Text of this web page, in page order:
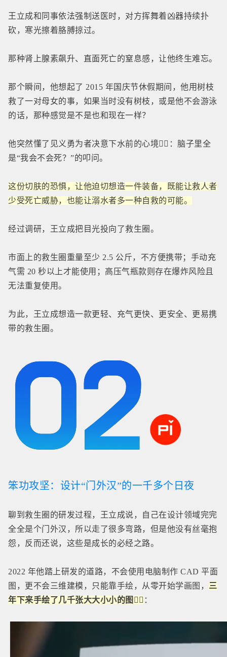
王立成和同事依法强制送医时，对方挥舞着凶器持续扑
砍，寒光擦着胳膊掠过。
那种肾上腺素飙升、直面死亡的窒息感，让他终生难忘。
那个瞬间，他想起了 2015 年国庆节休假期间，他用树枝
救了一对母女的事，如果当时没有树枝，或是他不会游泳
的话，那种感觉是不是也和现在一样？
他突然懂了见义勇为者决意下水前的心境👉🏻：脑子里全
是“我会不会死？”的叩问。
这份切肤的恐惧，让他迫切想造一件装备，既能让救人者
少受死亡威胁，也能让溺水者多一种自救的可能。
经过调研，王立成把目光投向了救生圈。
市面上的救生圈重量至少 2.5 公斤，不方便携带；手动充
气需 20 秒以上才能使用；高压气瓶款则存在爆炸风险且
无法重复使用。
为此，王立成想造一款更轻、充气更快、更安全、更易携
带的救生圈。
笨功攻坚：设计“门外汉”的一千多个日夜
聊到救生圈的研发过程，王立成说，自己在设计领域完完
全全是个门外汉，所以走了很多弯路，但是他没有丝毫抱
怨，反而还说，这些是成长的必经之路。
2022 年他踏上研发的道路，不会使用电脑制作 CAD 平面
图，更不会三维建模，只能靠手绘，从零开始学画图， 三
年下来手绘了几千张大大小小的图👇🏻 ：